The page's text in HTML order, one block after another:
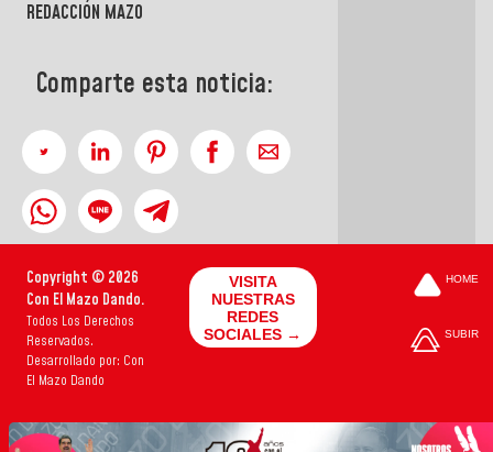
REDACCIÓN MAZO
Comparte esta noticia:
Copyright © 2026
Con El Mazo Dando.
Todos Los Derechos
Reservados.
Desarrollado por: Con
El Mazo Dando
VISITA
NUESTRAS
REDES
SOCIALES →
HOME
SUBIR